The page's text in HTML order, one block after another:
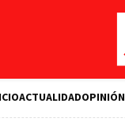
ACTUALIDADOPINIÓN